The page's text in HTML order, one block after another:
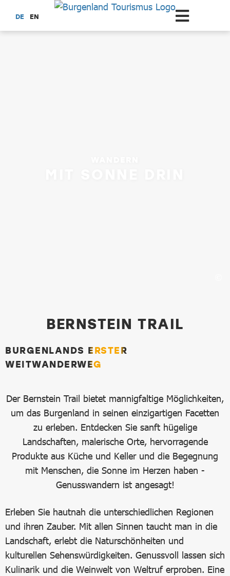
Zum Hauptinhalt springen
DE EN
Bernstein TrailBERNSTEIN TRAIL
BURGENLANDS ERSTER
WEITWANDERWEG
Der Bernstein Trail bietet mannigfaltige Möglichkeiten,
um das Burgenland in seinen einzigartigen Facetten
zu erleben. Entdecken Sie sanft hügelige
Landschaften, malerische Orte, hervorragende
Produkte aus Küche und Keller und die Begegnung
mit Menschen, die Sonne im Herzen haben -
Genusswandern ist angesagt!
Erleben Sie hautnah die unterschiedlichen Regionen
und ihren Zauber. Mit allen Sinnen taucht man in die
Landschaft, erlebt die Naturschönheiten und
kulturellen Sehenswürdigkeiten. Genussvoll lassen sich
Kulinarik und die Weinwelt von Weltruf erproben. Eine